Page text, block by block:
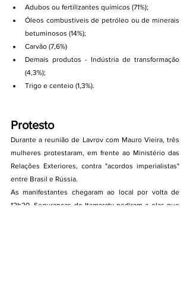
Adubos ou fertilizantes químicos (71%);
Óleos combustíveis de petróleo ou de minerais
betuminosos (14%);
Carvão (7,6%)
Demais produtos - Indústria de transformação
(4,3%);
Trigo e centeio (1,3%).
Protesto
Durante a reunião de Lavrov com Mauro Vieira, três
mulheres protestaram, em frente ao Ministério das
Relações Exteriores, contra "acordos imperialistas"
entre Brasil e Rússia.
As manifestantes chegaram ao local por volta de
12h20. Seguranças do Itamaraty pediram a elas que